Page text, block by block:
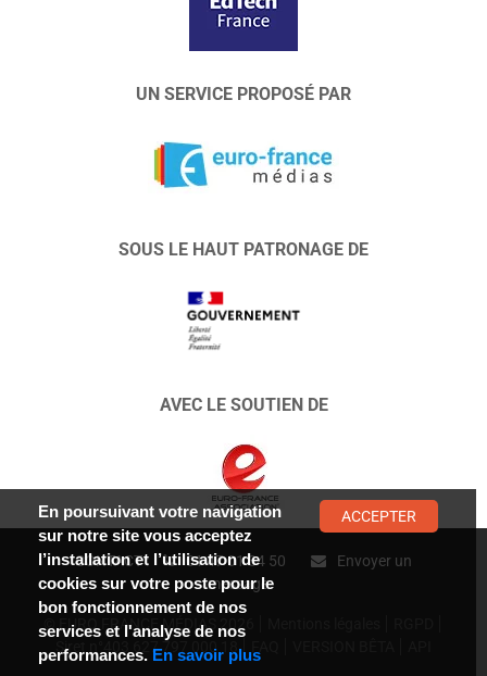
UN SERVICE PROPOSÉ PAR
SOUS LE HAUT PATRONAGE DE
AVEC LE SOUTIEN DE
CONTACT : 01 47 01 34 50
Envoyer un
message
© EURO FRANCE MÉDIAS 2026
Siret n°403 627 797 000 18
En poursuivant votre navigation
sur notre site vous acceptez
l’installation et l’utilisation de
cookies sur votre poste pour le
bon fonctionnement de nos
services et l'analyse de nos
performances. En savoir plus
ACCEPTER